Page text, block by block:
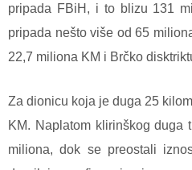
pripada FBiH, i to blizu 131
pripada nešto više od 65
22,7 miliona KM i Brčko
Za dionicu koja je duga 25
KM. Naplatom klirinškog duga
miliona, dok se preostali